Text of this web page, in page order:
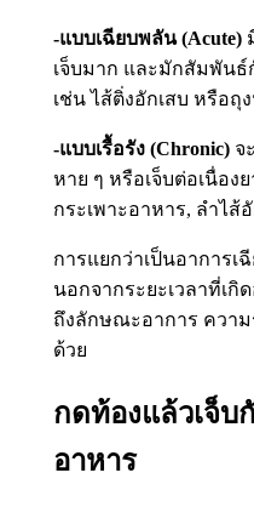
-แบบเฉียบพลัน (Acute)
เจ็บมาก และมักสัมพันธ์
เช่น ไส้ติ่งอักเสบ หรือถุ
-แบบเรื้อรัง (Chronic)จ
หาย ๆ หรือเจ็บต่อเนื่อง
กระเพาะอาหาร, ลำไส้
การแยกว่าเป็นอาการเ
นอกจากระยะเวลาที่เ
ถึงลักษณะอาการ ความ
ด้วย
กดท้องแล้วเจ็บ
อาหาร